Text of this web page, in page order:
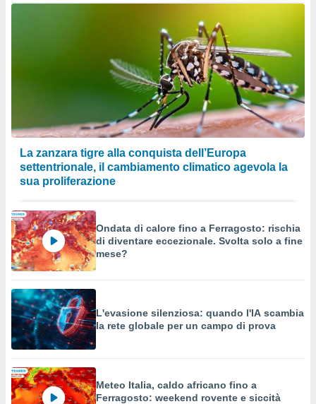
La zanzara tigre alla conquista dell’Europa
settentrionale, il cambiamento climatico agevola la
sua proliferazione
Ondata di calore fino a Ferragosto: rischia
di diventare eccezionale. Svolta solo a fine
mese?
L'evasione silenziosa: quando l'IA scambia
la rete globale per un campo di prova
Meteo Italia, caldo africano fino a
Ferragosto: weekend rovente e siccità